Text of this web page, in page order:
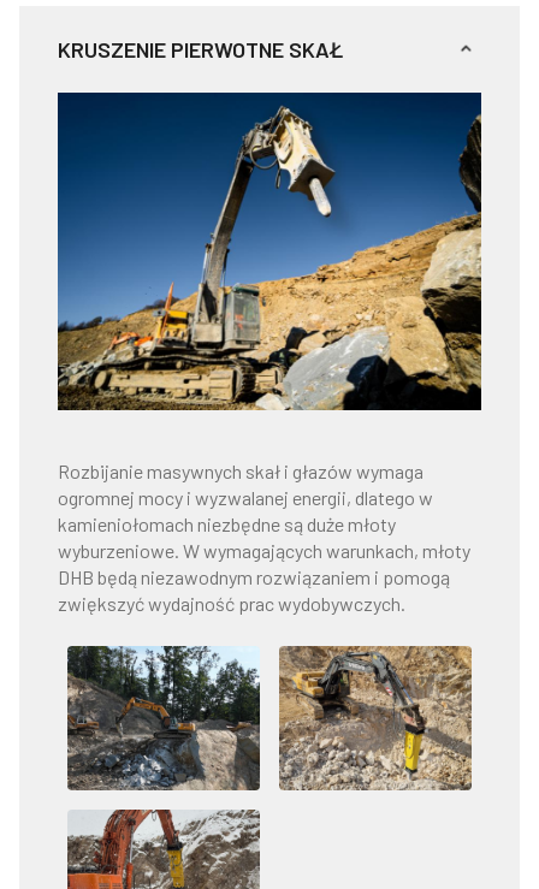
KRUSZENIE PIERWOTNE SKAŁ
Rozbijanie masywnych skał i głazów wymaga
ogromnej mocy i wyzwalanej energii, dlatego w
kamieniołomach niezbędne są duże młoty
wyburzeniowe. W wymagających warunkach, młoty
DHB będą niezawodnym rozwiązaniem i pomogą
zwiększyć wydajność prac wydobywczych.